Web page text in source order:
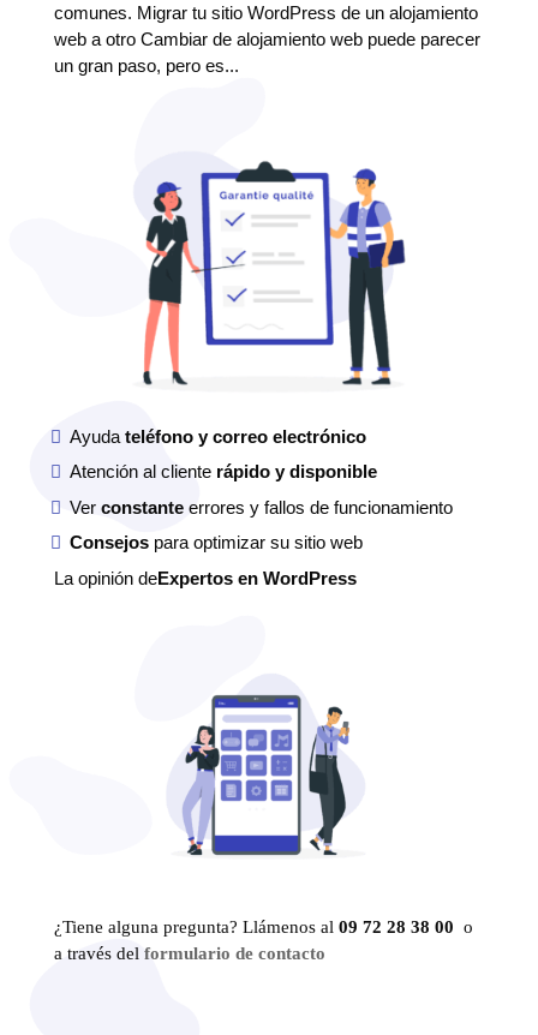
comunes. Migrar tu sitio WordPress de un alojamiento
web a otro Cambiar de alojamiento web puede parecer
un gran paso, pero es...
Ayudateléfono y correo electrónico
Atención al cliente rápido y disponible
Ver constanteerrores y fallos de funcionamiento
Consejospara optimizar su sitio web
La opinión deExpertos en WordPress
¿Tiene alguna pregunta? Llámenos al 09 72 28 38 00 o
a través del formulario de contacto